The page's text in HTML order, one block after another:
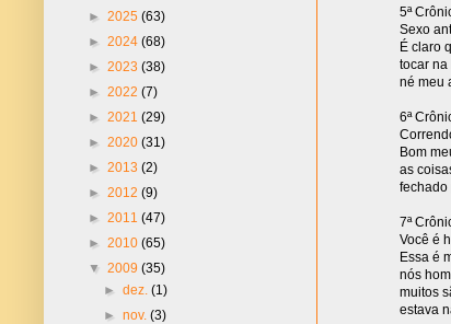
5ª
Sexo
É claro
tocar na
né meu
6ª
Bom
as
fechado
7ª
Você é
Essa é
nós
muitos
estava
► 2025 (63)
► 2024 (68)
► 2023 (38)
► 2022 (7)
► 2021 (29)
► 2020 (31)
► 2013 (2)
► 2012 (9)
► 2011 (47)
► 2010 (65)
▼ 2009 (35)
►dez.(1)
►nov.(3)